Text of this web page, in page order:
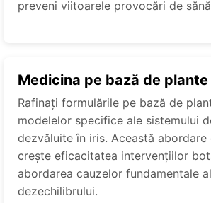
preveni viitoarele provocări de
Medicina pe bază de plante
Rafinați formulările pe bază de
modelelor specifice ale sistemului
dezvăluite în iris. Această
crește eficacitatea intervențiilor
abordarea cauzelor fundamentale
dezechilibrului.